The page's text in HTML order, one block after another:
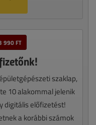
990 FT
szaklap,
10 alakommal jelenik
digitális előfizetést!
a korábbi számok